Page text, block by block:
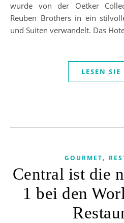
wurde von der Oetker
Reuben Brothers in ein
und Suiten verwandelt. Das
LESEN SIE
GOURMET,
Central ist die
1 bei den